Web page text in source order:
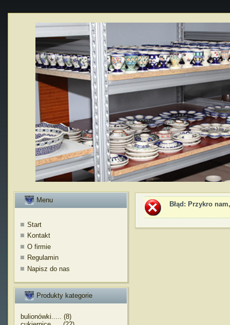
Menu
Start
Kontakt
O firmie
Regulamin
Napisz do nas
Produkty kategorie
bulionówki..... (8)
Błąd : Przykro